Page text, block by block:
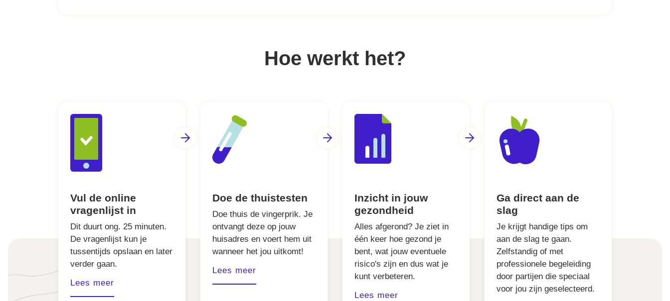
Hoe werkt het?
Vul de online
vragenlijst in
Dit duurt ong. 25 minuten.
De vragenlijst kun je
tussentijds opslaan en later
verder gaan.
Lees meer
Doe de thuistesten
Doe thuis de vingerprik. Je
ontvangt deze op jouw
huisadres en voert hem uit
wanneer het jou uitkomt!
Lees meer
Inzicht in jouw
gezondheid
Alles afgerond? Je ziet in
één keer hoe gezond je
bent, wat jouw eventuele
risico's zijn en dus wat je
kunt verbeteren.
Lees meer
Ga direct aan de
slag
Je krijgt handige tips om
aan de slag te gaan.
Zelfstandig of met
professionele begeleiding
door partijen die speciaal
voor jou zijn geselecteerd.